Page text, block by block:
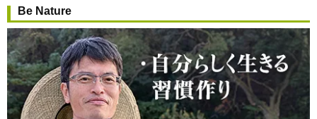
Be Nature